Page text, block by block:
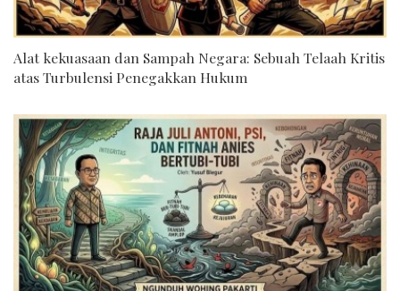
Alat kekuasaan dan Sampah Negara: Sebuah Telaah Kritis
atas Turbulensi Penegakkan Hukum